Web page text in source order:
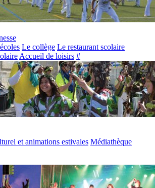
Le collège Le restaurant scolaire
Accueil de loisirs #
et animations estivales Médiathèque